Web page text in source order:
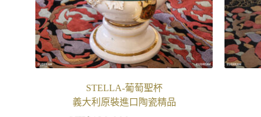
STELLA-葡萄聖杯
義大利原裝進口陶瓷精品